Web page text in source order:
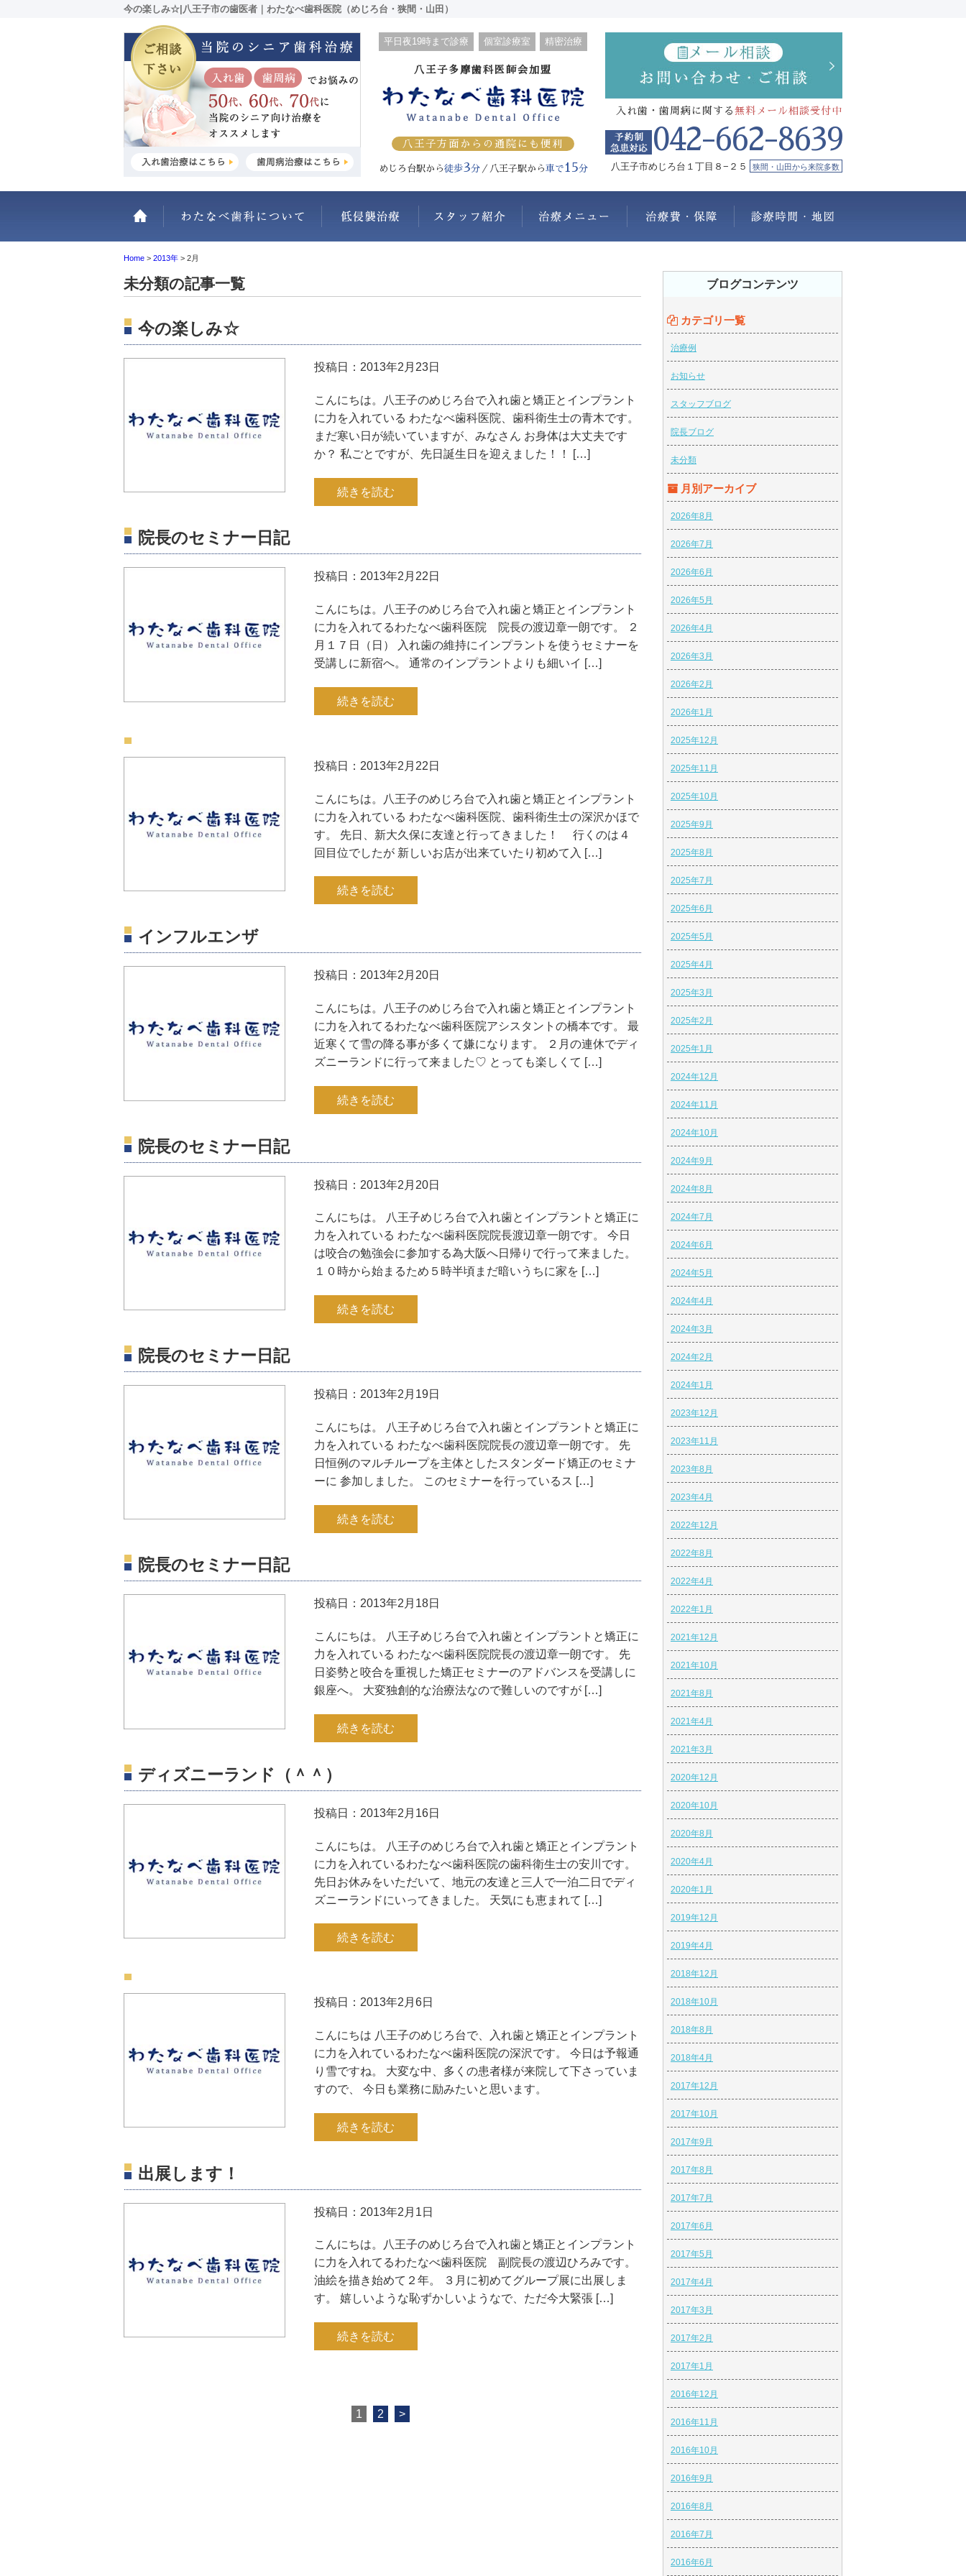
今の楽しみ☆|八王子市の歯医者｜わたなべ歯科医院（めじろ台・狭間・山田）
平日夜19時まで診療 個室診療室 精密治療
八王子多摩歯科医師会加盟
八王子方面からの通院にも便利
めじろ台駅から徒歩3分／八王子駅から車で15分
入れ歯・歯周病に関する 無料メール相談受付中
042-662-8639
八王子市めじろ台１丁目８−２５ 狭間・山田から来院多数
ホーム わたなべ歯科医院について抜かない・削らない スタッフ紹介 治療メニュー 治療費・保証
Home > 2013年 > 2月
未分類の記事一覧
今の楽しみ☆
投稿日：2013年2月23日
こんにちは。八王子のめじろ台で入れ歯と矯正とインプラント
に力を入れている わたなべ歯科医院、歯科衛生士の青木です。
まだ寒い日が続いていますが、みなさん お身体は大丈夫です
か？ 私ごとですが、先日誕生日を迎えました！！ […]
続きを読む
院長のセミナー日記
投稿日：2013年2月22日
こんにちは。八王子のめじろ台で入れ歯と矯正とインプラント
に力を入れてるわたなべ歯科医院 院長の渡辺章一朗です。 ２
月１７日（日） 入れ歯の維持にインプラントを使うセミナーを
受講しに新宿へ。 通常のインプラントよりも細いイ […]
続きを読む
投稿日：2013年2月22日
こんにちは。八王子のめじろ台で入れ歯と矯正とインプラント
に力を入れている わたなべ歯科医院、歯科衛生士の深沢かほで
す。 先日、新大久保に友達と行ってきました！ 行くのは４
回目位でしたが 新しいお店が出来ていたり初めて入 […]
続きを読む
インフルエンザ
投稿日：2013年2月20日
こんにちは。八王子のめじろ台で入れ歯と矯正とインプラント
に力を入れてるわたなべ歯科医院アシスタントの橋本です。 最
近寒くて雪の降る事が多くて嫌になります。 ２月の連休でディ
ズニーランドに行って来ました♡ とっても楽しくて […]
続きを読む
院長のセミナー日記
投稿日：2013年2月20日
こんにちは。 八王子めじろ台で入れ歯とインプラントと矯正に
力を入れている わたなべ歯科医院院長渡辺章一朗です。 今日
は咬合の勉強会に参加する為大阪へ日帰りで行って来ました。
１０時から始まるため５時半頃まだ暗いうちに家を […]
続きを読む
院長のセミナー日記
投稿日：2013年2月19日
こんにちは。 八王子めじろ台で入れ歯とインプラントと矯正に
力を入れている わたなべ歯科医院院長の渡辺章一朗です。 先
日恒例のマルチループを主体としたスタンダード矯正のセミナ
ーに 参加しました。 このセミナーを行っているス […]
続きを読む
院長のセミナー日記
投稿日：2013年2月18日
こんにちは。 八王子めじろ台で入れ歯とインプラントと矯正に
力を入れている わたなべ歯科医院院長の渡辺章一朗です。 先
日姿勢と咬合を重視した矯正セミナーのアドバンスを受講しに
銀座へ。 大変独創的な治療法なので難しいのですが […]
続きを読む
ディズニーランド（＾＾）
投稿日：2013年2月16日
こんにちは。 八王子のめじろ台で入れ歯と矯正とインプラント
に力を入れているわたなべ歯科医院の歯科衛生士の安川です。
先日お休みをいただいて、地元の友達と三人で一泊二日でディ
ズニーランドにいってきました。 天気にも恵まれて […]
続きを読む
投稿日：2013年2月6日
こんにちは 八王子のめじろ台で、入れ歯と矯正とインプラント
に力を入れているわたなべ歯科医院の深沢です。 今日は予報通
り雪ですね。 大変な中、多くの患者様が来院して下さっていま
すので、 今日も業務に励みたいと思います。
続きを読む
出展します！
投稿日：2013年2月1日
こんにちは。八王子のめじろ台で入れ歯と矯正とインプラント
に力を入れてるわたなべ歯科医院 副院長の渡辺ひろみです。
油絵を描き始めて２年。 ３月に初めてグループ展に出展しま
す。 嬉しいような恥ずかしいようなで、ただ今大緊張 […]
続きを読む
1 2 >
ブログコンテンツ
カテゴリ一覧
治療例
お知らせ
スタッフブログ
院長ブログ
未分類
月別アーカイブ
2026年8月
2026年7月
2026年6月
2026年5月
2026年4月
2026年3月
2026年2月
2026年1月
2025年12月
2025年11月
2025年10月
2025年9月
2025年8月
2025年7月
2025年6月
2025年5月
2025年4月
2025年3月
2025年2月
2025年1月
2024年12月
2024年11月
2024年10月
2024年9月
2024年8月
2024年7月
2024年6月
2024年5月
2024年4月
2024年3月
2024年2月
2024年1月
2023年12月
2023年11月
2023年8月
2023年4月
2022年12月
2022年8月
2022年4月
2022年1月
2021年12月
2021年10月
2021年8月
2021年4月
2021年3月
2020年12月
2020年10月
2020年8月
2020年4月
2020年1月
2019年12月
2019年4月
2018年12月
2018年10月
2018年8月
2018年4月
2017年12月
2017年10月
2017年9月
2017年8月
2017年7月
2017年6月
2017年5月
2017年4月
2017年3月
2017年2月
2017年1月
2016年12月
2016年11月
2016年10月
2016年9月
2016年8月
2016年7月
2016年6月